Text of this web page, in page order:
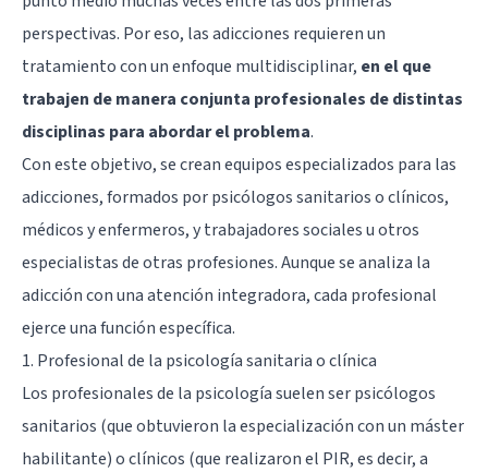
perspectivas. Por eso, las adicciones requieren un
tratamiento con un enfoque multidisciplinar, en el que
trabajen de manera conjunta profesionales de distintas
disciplinas para abordar el problema.
Con este objetivo, se crean equipos especializados para las
adicciones, formados por psicólogos sanitarios o clínicos,
médicos y enfermeros, y trabajadores sociales u otros
especialistas de otras profesiones. Aunque se analiza la
adicción con una atención integradora, cada profesional
ejerce una función específica.
1. Profesional de la psicología sanitaria o clínica
Los profesionales de la psicología suelen ser psicólogos
sanitarios (que obtuvieron la especialización con un máster
habilitante) o clínicos (que realizaron el PIR, es decir, a